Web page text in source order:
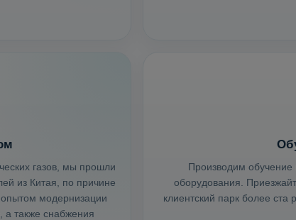
газов, мы прошли
из Китая, по причине
модернизации
а также снабжения
Производим обучение
оборудования.
клиентский парк более ста